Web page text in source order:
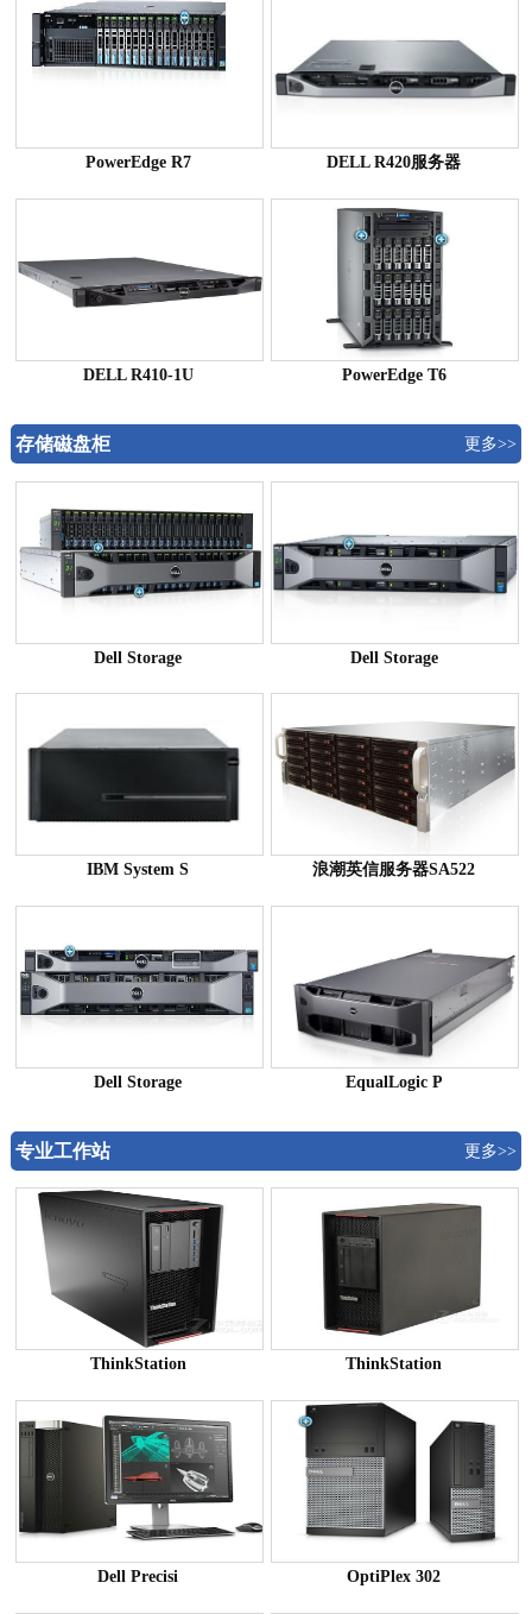
PowerEdge R7 DELL R420服务器
DELL R410-1U PowerEdge T6
存储磁盘柜 更多>>
Dell Storage Dell Storage
IBM System S 浪潮英信服务器SA522
Dell Storage EqualLogic P
专业工作站 更多>>
ThinkStation ThinkStation
Dell Precisi OptiPlex 302